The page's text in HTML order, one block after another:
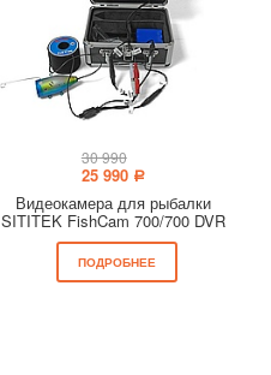
30 990
25 990 a
Видеокамера для рыбалки
SITITEK FishCam 700/700 DVR
ПОДРОБНЕЕ